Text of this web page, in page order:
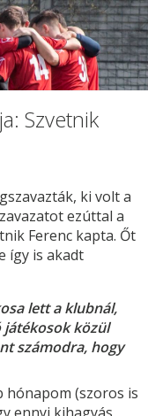
Szvetnik
ki volt a
ezúttal a
Ferenc kapta. Őt
így is akadt
lett a klubnál,
játékosok közül
számodra, hogy
hónapom (szoros is